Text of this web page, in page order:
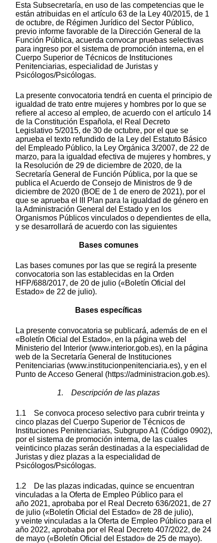
Esta Subsecretaría, en uso de las competencias que le
están atribuidas en el artículo 63 de la Ley 40/2015, de 1
de octubre, de Régimen Jurídico del Sector Público,
previo informe favorable de la Dirección General de la
Función Pública, acuerda convocar pruebas selectivas
para ingreso por el sistema de promoción interna, en el
Cuerpo Superior de Técnicos de Instituciones
Penitenciarias, especialidad de Juristas y
Psicólogos/Psicólogas.
La presente convocatoria tendrá en cuenta el principio de
igualdad de trato entre mujeres y hombres por lo que se
refiere al acceso al empleo, de acuerdo con el artículo 14
de la Constitución Española, el Real Decreto
Legislativo 5/2015, de 30 de octubre, por el que se
aprueba el texto refundido de la Ley del Estatuto Básico
del Empleado Público, la Ley Orgánica 3/2007, de 22 de
marzo, para la igualdad efectiva de mujeres y hombres, y
la Resolución de 29 de diciembre de 2020, de la
Secretaría General de Función Pública, por la que se
publica el Acuerdo de Consejo de Ministros de 9 de
diciembre de 2020 (BOE de 1 de enero de 2021), por el
que se aprueba el III Plan para la igualdad de género en
la Administración General del Estado y en los
Organismos Públicos vinculados o dependientes de ella,
y se desarrollará de acuerdo con las siguientes
Bases comunes
Las bases comunes por las que se regirá la presente
convocatoria son las establecidas en la Orden
HFP/688/2017, de 20 de julio («Boletín Oficial del
Estado» de 22 de julio).
Bases específicas
La presente convocatoria se publicará, además de en el
«Boletín Oficial del Estado», en la página web del
Ministerio del Interior (www.interior.gob.es), en la página
web de la Secretaría General de Instituciones
Penitenciarias (www.institucionpenitenciaria.es), y en el
Punto de Acceso General (https://administracion.gob.es).
1. Descripción de las plazas
1.1 Se convoca proceso selectivo para cubrir treinta y
cinco plazas del Cuerpo Superior de Técnicos de
Instituciones Penitenciarias, Subgrupo A1 (Código 0902),
por el sistema de promoción interna, de las cuales
veinticinco plazas serán destinadas a la especialidad de
Juristas y diez plazas a la especialidad de
Psicólogos/Psicólogas.
1.2 De las plazas indicadas, quince se encuentran
vinculadas a la Oferta de Empleo Público para el
año 2021, aprobaba por el Real Decreto 636/2021, de 27
de julio («Boletín Oficial del Estado» de 28 de julio),
y veinte vinculadas a la Oferta de Empleo Público para el
año 2022, aprobaba por el Real Decreto 407/2022, de 24
de mayo («Boletín Oficial del Estado» de 25 de mayo).